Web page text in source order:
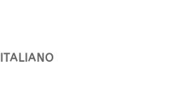
ITALIANO